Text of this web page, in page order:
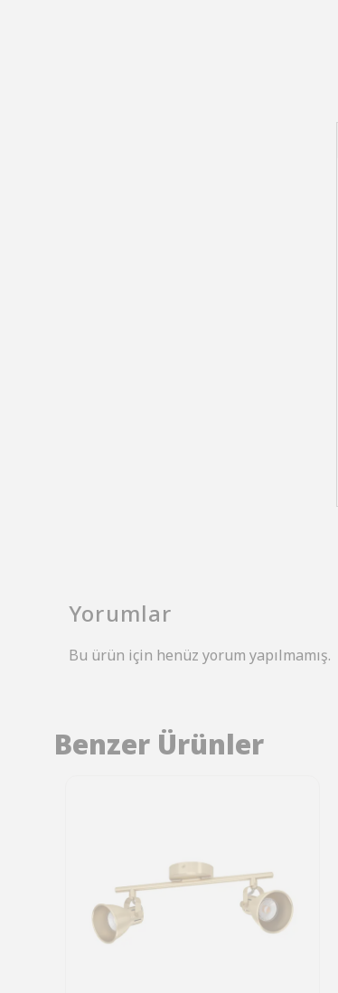
Yorumlar
Bu ürün için henüz yorum yapılmamış.
Benzer Ürünler